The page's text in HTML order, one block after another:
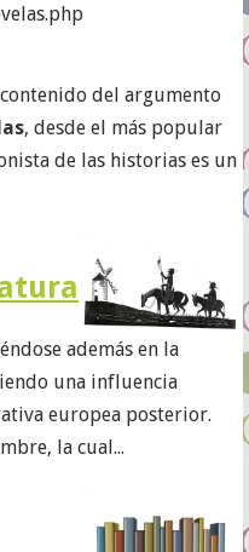
del argumento
, desde el más popular
de las historias es un
además en la
una influencia
europea posterior.
la cual...